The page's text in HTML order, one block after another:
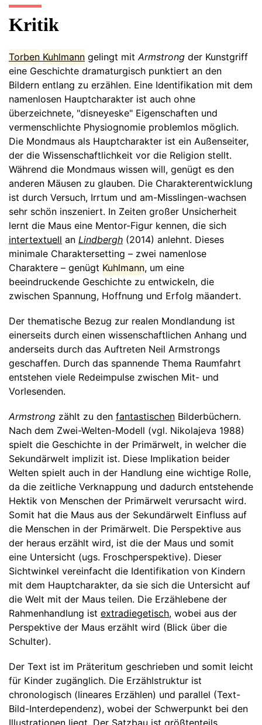
Kritik
Torben Kuhlmann gelingt mit Armstrong der Kunstgriff
eine Geschichte dramaturgisch punktiert an den
Bildern entlang zu erzählen. Eine Identifikation mit dem
namenlosen Hauptcharakter ist auch ohne
überzeichnete, "disneyeske" Eigenschaften und
vermenschlichte Physiognomie problemlos möglich.
Die Mondmaus als Hauptcharakter ist ein Außenseiter,
der die Wissenschaftlichkeit vor die Religion stellt.
Während die Mondmaus wissen will, genügt es den
anderen Mäusen zu glauben. Die Charakterentwicklung
ist durch Versuch, Irrtum und am-Misslingen-wachsen
sehr schön inszeniert. In Zeiten großer Unsicherheit
lernt die Maus eine Mentor-Figur kennen, die sich
intertextuell an Lindbergh (2014) anlehnt. Dieses
minimale Charaktersetting – zwei namenlose
Charaktere – genügt Kuhlmann, um eine
beeindruckende Geschichte zu entwickeln, die
zwischen Spannung, Hoffnung und Erfolg mäandert.
Der thematische Bezug zur realen Mondlandung ist
einerseits durch einen wissenschaftlichen Anhang und
anderseits durch das Auftreten Neil Armstrongs
geschaffen. Durch das spannende Thema Raumfahrt
entstehen viele Redeimpulse zwischen Mit- und
Vorlesenden.
Armstrong zählt zu den fantastischen Bilderbüchern.
Nach dem Zwei-Welten-Modell (vgl. Nikolajeva 1988)
spielt die Geschichte in der Primärwelt, in welcher die
Sekundärwelt implizit ist. Diese Implikation beider
Welten spielt auch in der Handlung eine wichtige Rolle,
da die zeitliche Verknappung und dadurch entstehende
Hektik von Menschen der Primärwelt verursacht wird.
Somit hat die Maus aus der Sekundärwelt Einfluss auf
die Menschen in der Primärwelt. Die Perspektive aus
der heraus erzählt wird, ist die der Maus und somit
eine Untersicht (ugs. Froschperspektive). Dieser
Sichtwinkel vereinfacht die Identifikation von Kindern
mit dem Hauptcharakter, da sie sich die Untersicht auf
die Welt mit der Maus teilen. Die Erzählebene der
Rahmenhandlung ist extradiegetisch, wobei aus der
Perspektive der Maus erzählt wird (Blick über die
Schulter).
Der Text ist im Präteritum geschrieben und somit leicht
für Kinder zugänglich. Die Erzählstruktur ist
chronologisch (lineares Erzählen) und parallel (Text-
Bild-Interdependenz), wobei der Schwerpunkt bei den